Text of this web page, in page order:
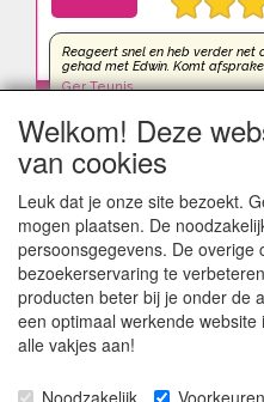
Welkom! Deze
van cookies
Leuk dat je onze site bezoekt.
mogen plaatsen. De
persoonsgegevens. De overige
bezoekerservaring te
producten beter bij je onder de
een optimaal werkende
alle vakjes aan!
Noodzakelijk Voorkeuren